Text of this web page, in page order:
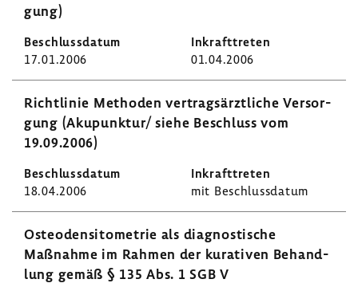
gung)
17.01.2006 01.04.2006
Richt­linie Methoden vertrags­ärzt­liche Versor­
gung (Akupunktur/ siehe Beschluss vom
19.09.2006)
18.04.2006 mit Beschluss­datum
Osteo­den­si­to­me­trie als diagnos­ti­sche
Maßnahme im Rahmen der kura­tiven Behand­
lung gemäß § 135 Abs. 1 SGB V